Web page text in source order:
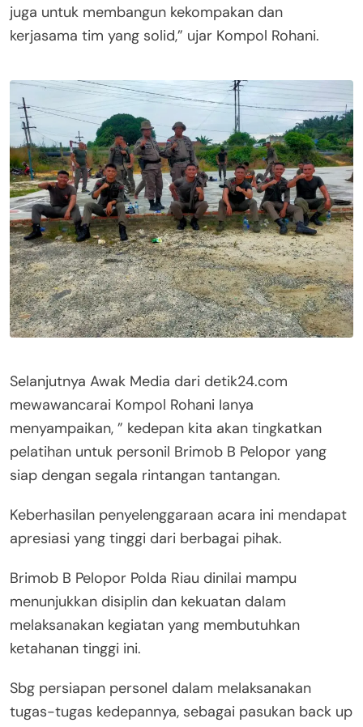
juga untuk membangun kekompakan dan
kerjasama tim yang solid,” ujar Kompol Rohani.
Selanjutnya Awak Media dari detik24.com
mewawancarai Kompol Rohani Ianya
menyampaikan, ” kedepan kita akan tingkatkan
pelatihan untuk personil Brimob B Pelopor yang
siap dengan segala rintangan tantangan.
Keberhasilan penyelenggaraan acara ini mendapat
apresiasi yang tinggi dari berbagai pihak.
Brimob B Pelopor Polda Riau dinilai mampu
menunjukkan disiplin dan kekuatan dalam
melaksanakan kegiatan yang membutuhkan
ketahanan tinggi ini.
Sbg persiapan personel dalam melaksanakan
tugas-tugas kedepannya, sebagai pasukan back up